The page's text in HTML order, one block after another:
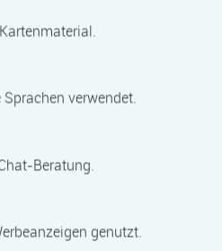
für Groß- und
Großhandel (IHK)
für Büromanagement (IHK)
verwendet.
Beratung.
genutzt.